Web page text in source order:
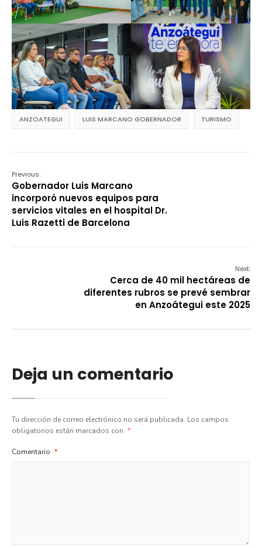
ANZOATEGUI LUIS MARCANO GOBERNADOR TURISMO
Previous:
Gobernador Luis Marcano
incorporó nuevos equipos para
servicios vitales en el hospital Dr.
Luis Razetti de Barcelona
Next:
Cerca de 40 mil hectáreas de
diferentes rubros se prevé sembrar
en Anzoátegui este 2025
Deja un comentario
Tu dirección de correo electrónico no será publicada. Los campos
obligatorios están marcados con *
Comentario *